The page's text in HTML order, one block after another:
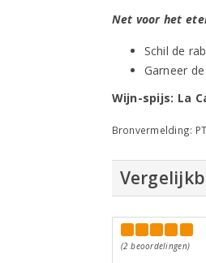
Net voor het
Schil de
Garneer
Wijn-spijs: La
Bronvermelding:
(2 beoordelingen)